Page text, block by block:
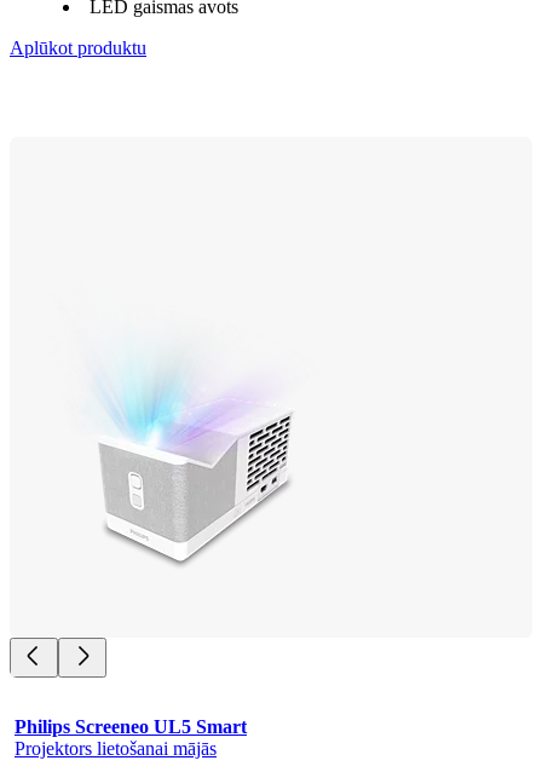
LED gaismas avots
Aplūkot produktu
Philips Screeneo UL5 Smart
Projektors lietošanai mājās